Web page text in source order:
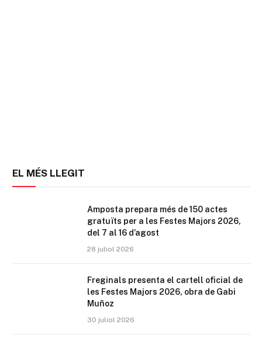
EL MÉS LLEGIT
Amposta prepara més de 150 actes
gratuïts per a les Festes Majors 2026,
del 7 al 16 d’agost
28 juliol 2026
Freginals presenta el cartell oficial de
les Festes Majors 2026, obra de Gabi
Muñoz
30 juliol 2026